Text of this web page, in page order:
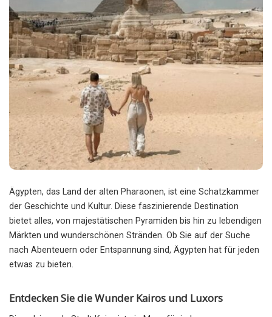
Ägypten, das Land der alten Pharaonen, ist eine Schatzkammer
der Geschichte und Kultur. Diese faszinierende Destination
bietet alles, von majestätischen Pyramiden bis hin zu lebendigen
Märkten und wunderschönen Stränden. Ob Sie auf der Suche
nach Abenteuern oder Entspannung sind, Ägypten hat für jeden
etwas zu bieten.
Entdecken Sie die Wunder Kairos und Luxors